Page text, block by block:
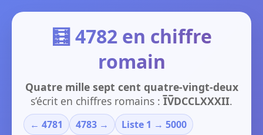
🧮 4782 en chiffre
romain
Quatre mille sept cent quatre-vingt-deux
s’écrit en chiffres romains :I̅V̅DCCLXXXII.
← 4781 4783 →
Liste 1 → 5000